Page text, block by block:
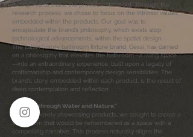
is required to make the products stand out. Through the
research process, we chose to focus on the intrinsic values
embedded within the products. Our goal was to
encapsulate the brand’s philosophy, which exists atop
technological advancements, within the spatial design.
The Italian luxury bathroom fixture brand, Gessi, has carried
on a philosophy that elevates the bathroom—a living space
—into an extraordinary experience, built upon a legacy of
craftsmanship and contemporary design sensibilities. The
brand’s story, embedded within each product, is the result of
deep contemplation and reflection.
"Healing through Water and Nature."
Beyond merely showcasing products, we sought to create a
showroom that would be remembered as a space with a
compelling narrative. This process naturally aligns the